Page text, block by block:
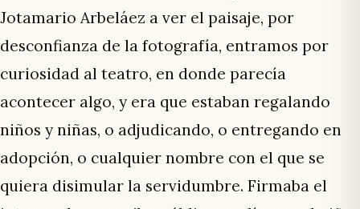
Jotamario Arbeláez a ver el paisaje, por
desconfianza de la fotografía, entramos por
curiosidad al teatro, en donde parecía
acontecer algo, y era que estaban regalando
niños y niñas, o adjudicando, o entregando en
adopción, o cualquier nombre con el que se
quiera disimular la servidumbre. Firmaba el